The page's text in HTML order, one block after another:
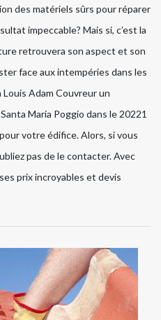
des matériels sûrs pour réparer
impeccable? Mais si, c’est la
retrouvera son aspect et son
face aux intempéries dans les
Louis Adam Couvreur un
Maria Poggio dans le 20221
votre édifice. Alors, si vous
pas de le contacter. Avec
prix incroyables et devis